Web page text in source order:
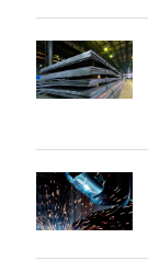
июле
с
максимума
года
Цены
на
катушку
несмотря
на
летнее
замедление
Tk
accelis
в